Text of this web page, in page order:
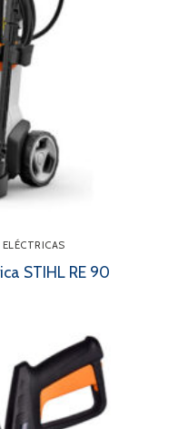
STIHL RE 90